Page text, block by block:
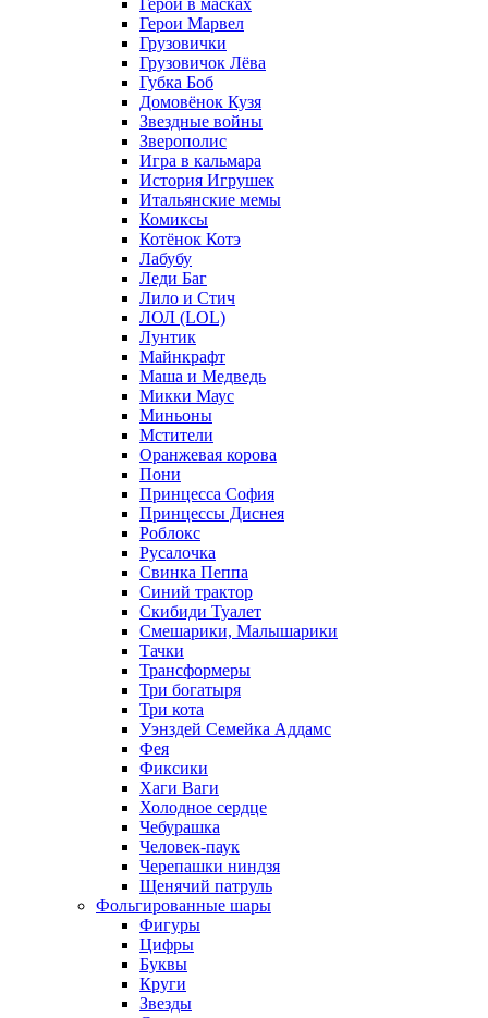
Герои в масках
Герои Марвел
Грузовички
Грузовичок Лёва
Губка Боб
Домовёнок Кузя
Звездные войны
Зверополис
Игра в кальмара
История Игрушек
Итальянские мемы
Комиксы
Котёнок Котэ
Лабубу
Леди Баг
Лило и Стич
ЛОЛ (LOL)
Лунтик
Майнкрафт
Маша и Медведь
Микки Маус
Миньоны
Мстители
Оранжевая корова
Пони
Принцесса София
Принцессы Диснея
Роблокс
Русалочка
Свинка Пеппа
Синий трактор
Скибиди Туалет
Смешарики, Малышарики
Тачки
Трансформеры
Три богатыря
Три кота
Уэнздей Семейка Аддамс
Фея
Фиксики
Хаги Ваги
Холодное сердце
Чебурашка
Человек-паук
Черепашки ниндзя
Щенячий патруль
Фольгированные шары
Фигуры
Цифры
Буквы
Круги
Звезды